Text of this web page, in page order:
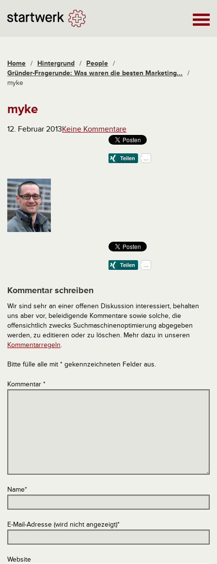
Home / Hintergrund / People /
Gründer-Fragerunde: Was waren die besten Marketing...
/
myke
myke
12. Februar 2013Keine Kommentare
Kommentar schreiben
Wir sind sehr an einer offenen Diskussion interessiert, behalten
uns aber vor, beleidigende Kommentare sowie solche, die
offensichtlich zwecks Suchmaschinenoptimierung abgegeben
werden, zu editieren oder zu löschen. Mehr dazu in unseren
Kommentarregeln.
Bitte fülle alle mit * gekennzeichneten Felder aus.
Kommentar *
Name*
E-Mail-Adresse (wird nicht angezeigt)*
Website